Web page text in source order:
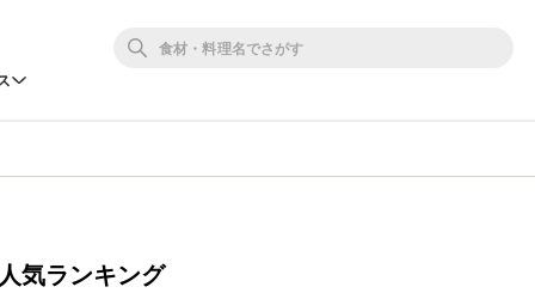
人気ランキング